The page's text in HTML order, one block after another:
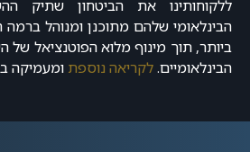
ללקוחותינו את הביטחון שתיק
הבינלאומי שלהם מתוכנן ומנוהל ברמה
ביותר, תוך מינוף מלוא הפוטנציאל של
הבינלאומיים.לקריאה נוספת ומעמיקה